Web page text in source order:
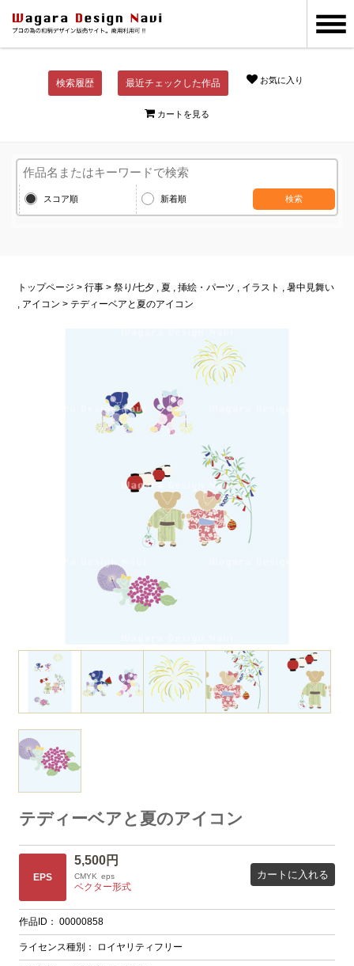
検索履歴 最近チェックした作品 お気に入り
カートを見る
スコア順 新着順 検索
トップページ >行事 >祭り/七夕 ,夏 ,挿絵・パーツ , イラスト ,暑中見舞い
, アイコン > テディーベアと夏のアイコン
テディーベアと夏のアイコン
EPS
5,500円
CMYK eps
ベクター形式
カートに入れる
作品ID： 00000858
ライセンス種別： ロイヤリティフリー